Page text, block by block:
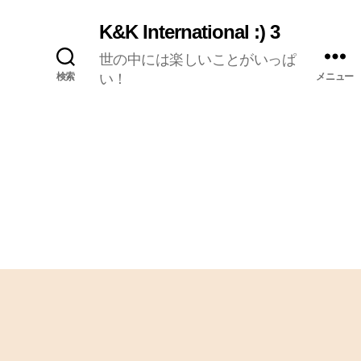
検索
K&K International :) 3
世の中には楽しいことがいっぱ
い！
メニュー